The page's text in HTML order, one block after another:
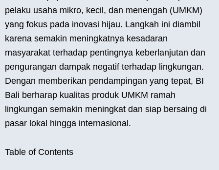
pelaku usaha mikro, kecil, dan menengah (UMKM)
yang fokus pada inovasi hijau. Langkah ini diambil
karena semakin meningkatnya kesadaran
masyarakat terhadap pentingnya keberlanjutan dan
pengurangan dampak negatif terhadap lingkungan.
Dengan memberikan pendampingan yang tepat, BI
Bali berharap kualitas produk UMKM ramah
lingkungan semakin meningkat dan siap bersaing di
pasar lokal hingga internasional.
Table of Contents